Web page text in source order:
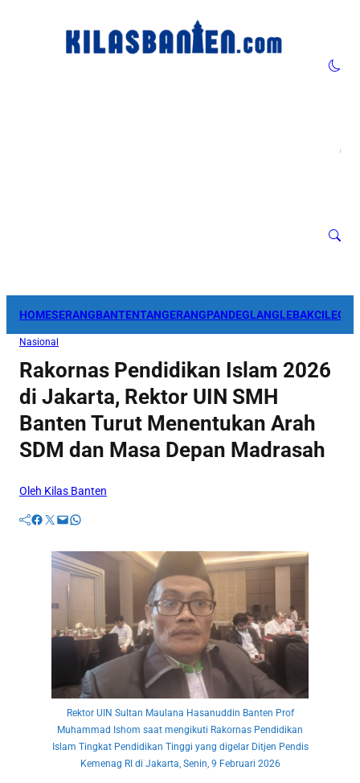
HOMESERANGBANTENTANGERANGPANDEGLANGLEBAK
Nasional
Rakornas Pendidikan Islam 2026
di Jakarta, Rektor UIN SMH
Banten Turut Menentukan Arah
SDM dan Masa Depan Madrasah
Oleh Kilas Banten
Facebook Twitter Mail WhatsApp
Rektor UIN Sultan Maulana Hasanuddin Banten Prof
Muhammad Ishom saat mengikuti Rakornas Pendidikan
Islam Tingkat Pendidikan Tinggi yang digelar Ditjen Pendis
Kemenag RI di Jakarta, Senin, 9 Februari 2026